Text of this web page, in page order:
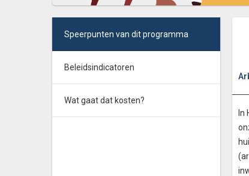
Speerpunten van dit programma
Beleidsindicatoren
Wat gaat dat kosten?
In